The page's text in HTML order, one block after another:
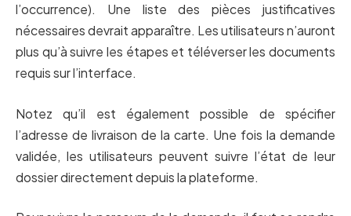
l’occurrence). Une liste des pièces justificatives
nécessaires devrait apparaître. Les utilisateurs n’auront
plus qu’à suivre les étapes et téléverser les documents
requis sur l’interface.
Notez qu’il est également possible de spécifier
l’adresse de livraison de la carte. Une fois la demande
validée, les utilisateurs peuvent suivre l’état de leur
dossier directement depuis la plateforme.